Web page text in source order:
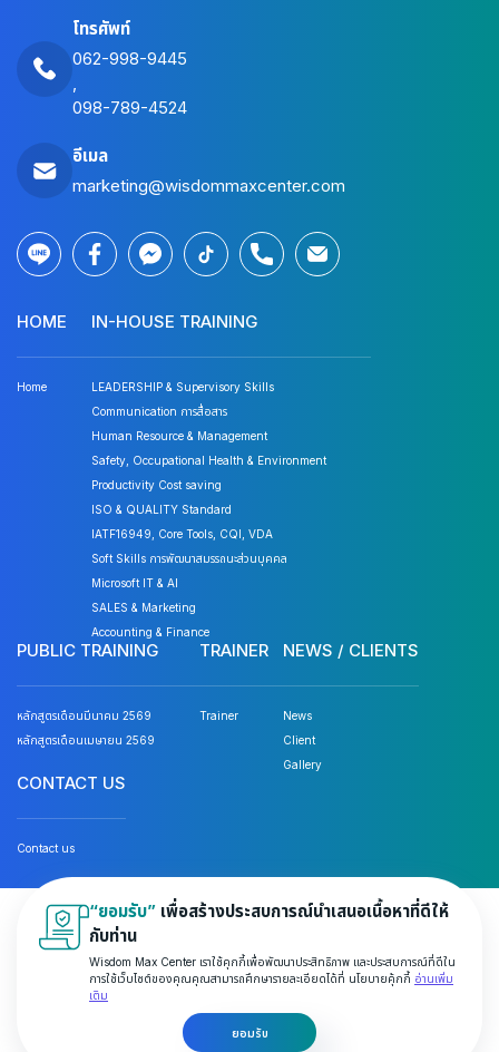
โทรศัพท์
062-998-9445
,
098-789-4524
อีเมล
marketing@wisdommaxcenter.com
HOME
Home
IN-HOUSE TRAINING
LEADERSHIP & Supervisory Skills
Communication การสื่อสาร
Human Resource & Management
Safety, Occupational Health & Environment
Productivity Cost saving
ISO & QUALITY Standard
IATF16949, Core Tools, CQI, VDA
Soft Skills การพัฒนาสมรรถนะส่วนบุคคล
Microsoft IT & AI
SALES & Marketing
Accounting & Finance
PUBLIC TRAINING
หลักสูตรเดือนมีนาคม 2569
หลักสูตรเดือนเมษายน 2569
TRAINER
Trainer
NEWS / CLIENTS
News
Client
Gallery
CONTACT US
Contact us
© 2026 Wisdom Max Center Company Limited. All rights
Privacy & PolicyTerms and Conditions
“ยอมรับ” เพื่อสร้างประสบการณ์นำเสนอเนื้อหาที่ดีให้
กับท่าน
Wisdom Max Center เราใช้คุกกี้เพื่อพัฒนาประสิทธิภาพ และประสบการณ์ที่ดีใน
การใช้เว็บไซต์ของคุณคุณสามารถศึกษารายละเอียดได้ที่ นโยบายคุ้กกี้ อ่านเพิ่ม
เติม
ยอมรับ